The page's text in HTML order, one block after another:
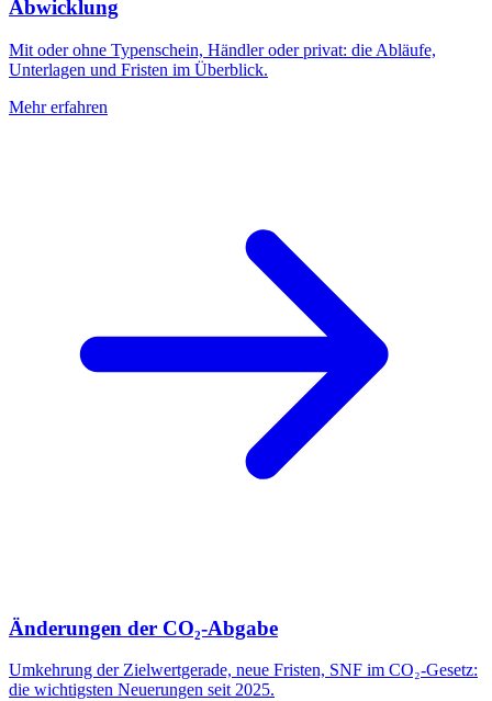
Abwicklung
Mit oder ohne Typenschein, Händler oder privat: die Abläufe,
Unterlagen und Fristen im Überblick.
Mehr erfahren
Änderungen der CO₂-Abgabe
Umkehrung der Zielwertgerade, neue Fristen, SNF im CO₂-Gesetz:
die wichtigsten Neuerungen seit 2025.